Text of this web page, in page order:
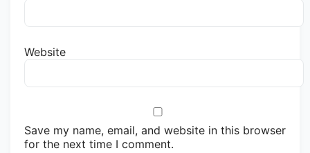
Website
Save my name, email, and website in this browser
for the next time I comment.